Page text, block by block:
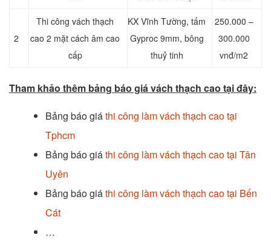
2
Thi công vách thạch
cao 2 mặt cách âm cao
cấp
KX Vĩnh Tường, tấm
Gyproc 9mm, bông
thuỷ tinh
250.000 –
300.000
vnđ/m2
Tham khảo thêm bảng báo giá vách thạch cao tại đây:
Bảng báo giáthi công làm vách thạch cao tại
Tphcm
Bảng báo giáthi công làm vách thạch cao tại Tân
Uyên
Bảng báo giáthi công làm vách thạch cao tại Bến
Cát
…